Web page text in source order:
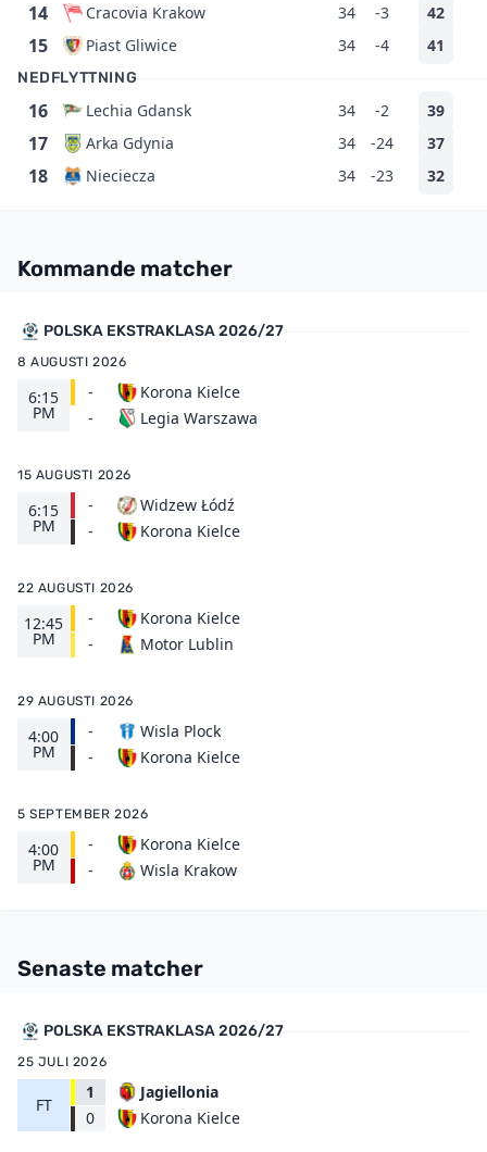
14 Cracovia Krakow 34 -3 42
15 Piast Gliwice 34 -4 41
NEDFLYTTNING
16 Lechia Gdansk 34 -2 39
17 Arka Gdynia 34 -24 37
18 Nieciecza 34 -23 32
Kommande matcher
POLSKA EKSTRAKLASA 2026/27
8 AUGUSTI 2026
6:15
PM
-
-
Korona Kielce
Legia Warszawa
15 AUGUSTI 2026
6:15
PM
-
-
Widzew Łódź
Korona Kielce
22 AUGUSTI 2026
12:45
PM
-
-
Korona Kielce
Motor Lublin
29 AUGUSTI 2026
4:00
PM
-
-
Wisla Plock
Korona Kielce
5 SEPTEMBER 2026
4:00
PM
-
-
Korona Kielce
Wisla Krakow
Senaste matcher
POLSKA EKSTRAKLASA 2026/27
25 JULI 2026
FT
1
0
Jagiellonia
Korona Kielce